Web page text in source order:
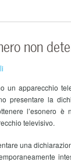
non
un apparecchio
presentare la
l’esonero
televisivo.
una